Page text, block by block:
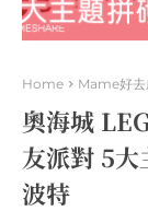
Home Mame好去
奧海城
友派對 5
波特